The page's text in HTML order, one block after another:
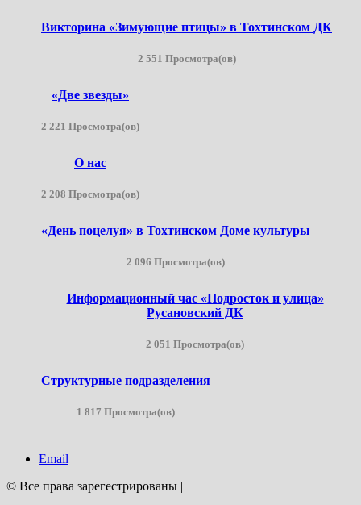
Викторина «Зимующие птицы» в Тохтинском ДК
2 551 Просмотра(ов)
«Две звезды»
2 221 Просмотра(ов)
О нас
2 208 Просмотра(ов)
«День поцелуя» в Тохтинском Доме культуры
2 096 Просмотра(ов)
Информационный час «Подросток и улица»
Русановский ДК
2 051 Просмотра(ов)
Структурные подразделения
1 817 Просмотра(ов)
Email
© Все права зарегестрированы |